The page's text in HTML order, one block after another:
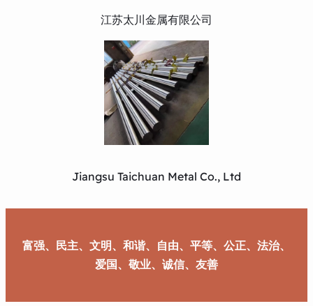
江苏太川金属有限公司
Jiangsu Taichuan Metal Co., Ltd
富强、民主、文明、和谐、自由、平等、公正、法治、
爱国、敬业、诚信、友善